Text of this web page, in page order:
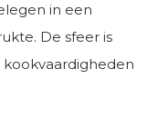
in een
De sfeer is
kookvaardigheden